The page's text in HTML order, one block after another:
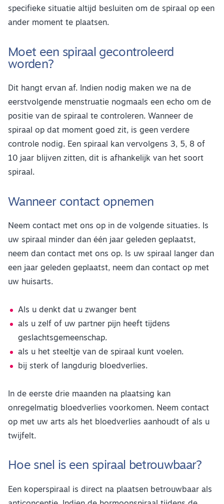
specifieke situatie altijd besluiten om de spiraal op een
ander moment te plaatsen.
Moet een spiraal gecontroleerd
worden?
Dit hangt ervan af. Indien nodig maken we na de
eerstvolgende menstruatie nogmaals een echo om de
positie van de spiraal te controleren. Wanneer de
spiraal op dat moment goed zit, is geen verdere
controle nodig. Een spiraal kan vervolgens 3, 5, 8 of
10 jaar blijven zitten, dit is afhankelijk van het soort
spiraal.
Wanneer contact opnemen
Neem contact met ons op in de volgende situaties. Is
uw spiraal minder dan één jaar geleden geplaatst,
neem dan contact met ons op. Is uw spiraal langer dan
een jaar geleden geplaatst, neem dan contact op met
uw huisarts.
Als u denkt dat u zwanger bent
als u zelf of uw partner pijn heeft tijdens
geslachtsgemeenschap.
als u het steeltje van de spiraal kunt voelen.
bij sterk of langdurig bloedverlies.
In de eerste drie maanden na plaatsing kan
onregelmatig bloedverlies voorkomen. Neem contact
op met uw arts als het bloedverlies aanhoudt of als u
twijfelt.
Hoe snel is een spiraal betrouwbaar?
Een koperspiraal is direct na plaatsen betrouwbaar als